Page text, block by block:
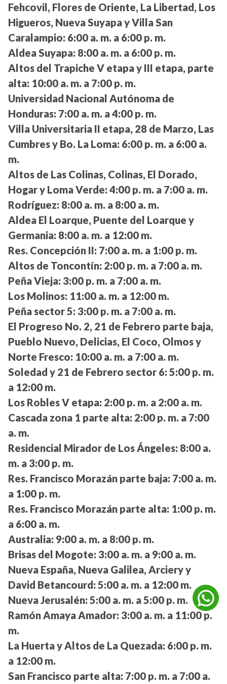
Fehcovil, Flores de Oriente, La Libertad, Los
Higueros, Nueva Suyapa y Villa San
Caralampio: 6:00 a. m. a 6:00 p. m.
Aldea Suyapa: 8:00 a. m. a 6:00 p. m.
Altos del Trapiche V etapa y III etapa, parte
alta: 10:00 a. m. a 7:00 p. m.
Universidad Nacional Autónoma de
Honduras: 7:00 a. m. a 4:00 p. m.
Villa Universitaria II etapa, 28 de Marzo, Las
Cumbres y Bo. La Loma: 6:00 p. m. a 6:00 a.
m.
Altos de Las Colinas, Colinas, El Dorado,
Hogar y Loma Verde: 4:00 p. m. a 7:00 a. m.
Rodríguez: 8:00 a. m. a 8:00 a. m.
Aldea El Loarque, Puente del Loarque y
Germania: 8:00 a. m. a 12:00 m.
Res. Concepción II: 7:00 a. m. a 1:00 p. m.
Altos de Toncontín: 2:00 p. m. a 7:00 a. m.
Peña Vieja: 3:00 p. m. a 7:00 a. m.
Los Molinos: 11:00 a. m. a 12:00 m.
Peña sector 5: 3:00 p. m. a 7:00 a. m.
El Progreso No. 2, 21 de Febrero parte baja,
Pueblo Nuevo, Delicias, El Coco, Olmos y
Norte Fresco: 10:00 a. m. a 7:00 a. m.
Soledad y 21 de Febrero sector 6: 5:00 p. m.
a 12:00 m.
Los Robles V etapa: 2:00 p. m. a 2:00 a. m.
Cascada zona 1 parte alta: 2:00 p. m. a 7:00
a. m.
Residencial Mirador de Los Ángeles: 8:00 a.
m. a 3:00 p. m.
Res. Francisco Morazán parte baja: 7:00 a. m.
a 1:00 p. m.
Res. Francisco Morazán parte alta: 1:00 p. m.
a 6:00 a. m.
Australia: 9:00 a. m. a 8:00 p. m.
Brisas del Mogote: 3:00 a. m. a 9:00 a. m.
Nueva España, Nueva Galilea, Arciery y
David Betancourd: 5:00 a. m. a 12:00 m.
Nueva Jerusalén: 5:00 a. m. a 5:00 p. m.
Ramón Amaya Amador: 3:00 a. m. a 11:00 p.
m.
La Huerta y Altos de La Quezada: 6:00 p. m.
a 12:00 m.
San Francisco parte alta: 7:00 p. m. a 7:00 a.